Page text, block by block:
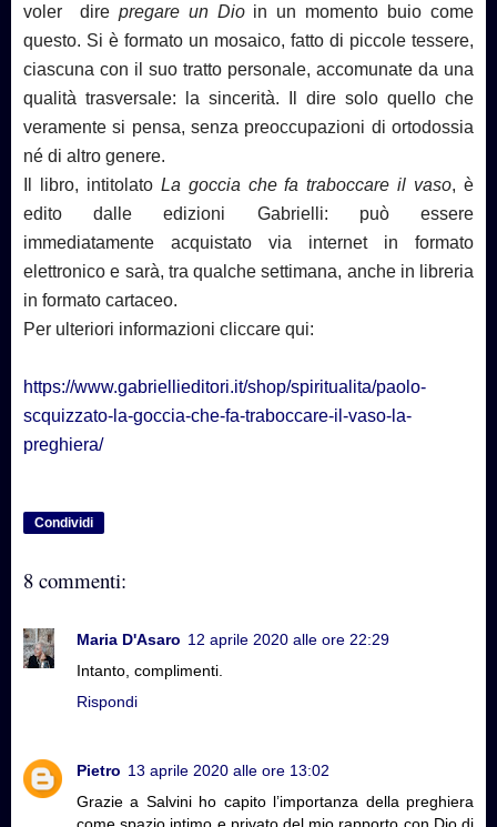
voler dire pregare un Dio in un momento buio come
questo. Si è formato un mosaico, fatto di piccole tessere,
ciascuna con il suo tratto personale, accomunate da una
qualità trasversale: la sincerità. Il dire solo quello che
veramente si pensa, senza preoccupazioni di ortodossia
né di altro genere.
Il libro, intitolato La goccia che fa traboccare il vaso, è
edito dalle edizioni Gabrielli: può essere
immediatamente acquistato via internet in formato
elettronicoe sarà, tra qualche settimana, anche in libreria
in formato cartaceo.
Per ulteriori informazioni cliccare qui:
https://www.gabriellieditori.it/shop/spiritualita/paolo-
scquizzato-la-goccia-che-fa-traboccare-il-vaso-la-
preghiera/
Condividi
8 commenti:
Maria D'Asaro 12 aprile 2020 alle ore 22:29
Intanto, complimenti.
Rispondi
Pietro 13 aprile 2020 alle ore 13:02
Grazie a Salvini ho capito l’importanza della preghiera
come spazio intimo e privato del mio rapporto con Dio di